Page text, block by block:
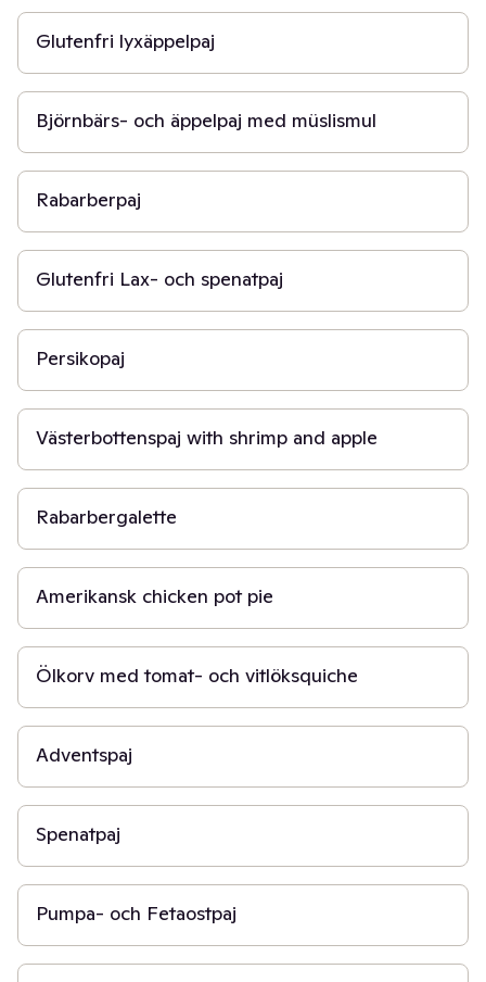
Glutenfri lyxäppelpaj
1 t
Björnbärs- och äppelpaj med müslismul
1 t 30 min
Rabarberpaj
45 min
Glutenfri Lax- och spenatpaj
20 min
Persikopaj
1 t
Västerbottenspaj with shrimp and apple
1 t
Rabarbergalette
50 min
Amerikansk chicken pot pie
2 t
Ölkorv med tomat- och vitlöksquiche
1 t
Adventspaj
1 t 30 min
Spenatpaj
40 min
Pumpa- och Fetaostpaj
1 t